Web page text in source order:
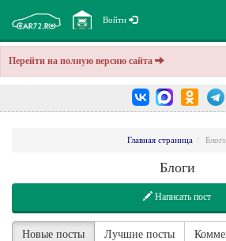
Перейти на полную версию сайта
Войти
Главная страница
Блоги
Написать пост
Новые посты Лучшие посты